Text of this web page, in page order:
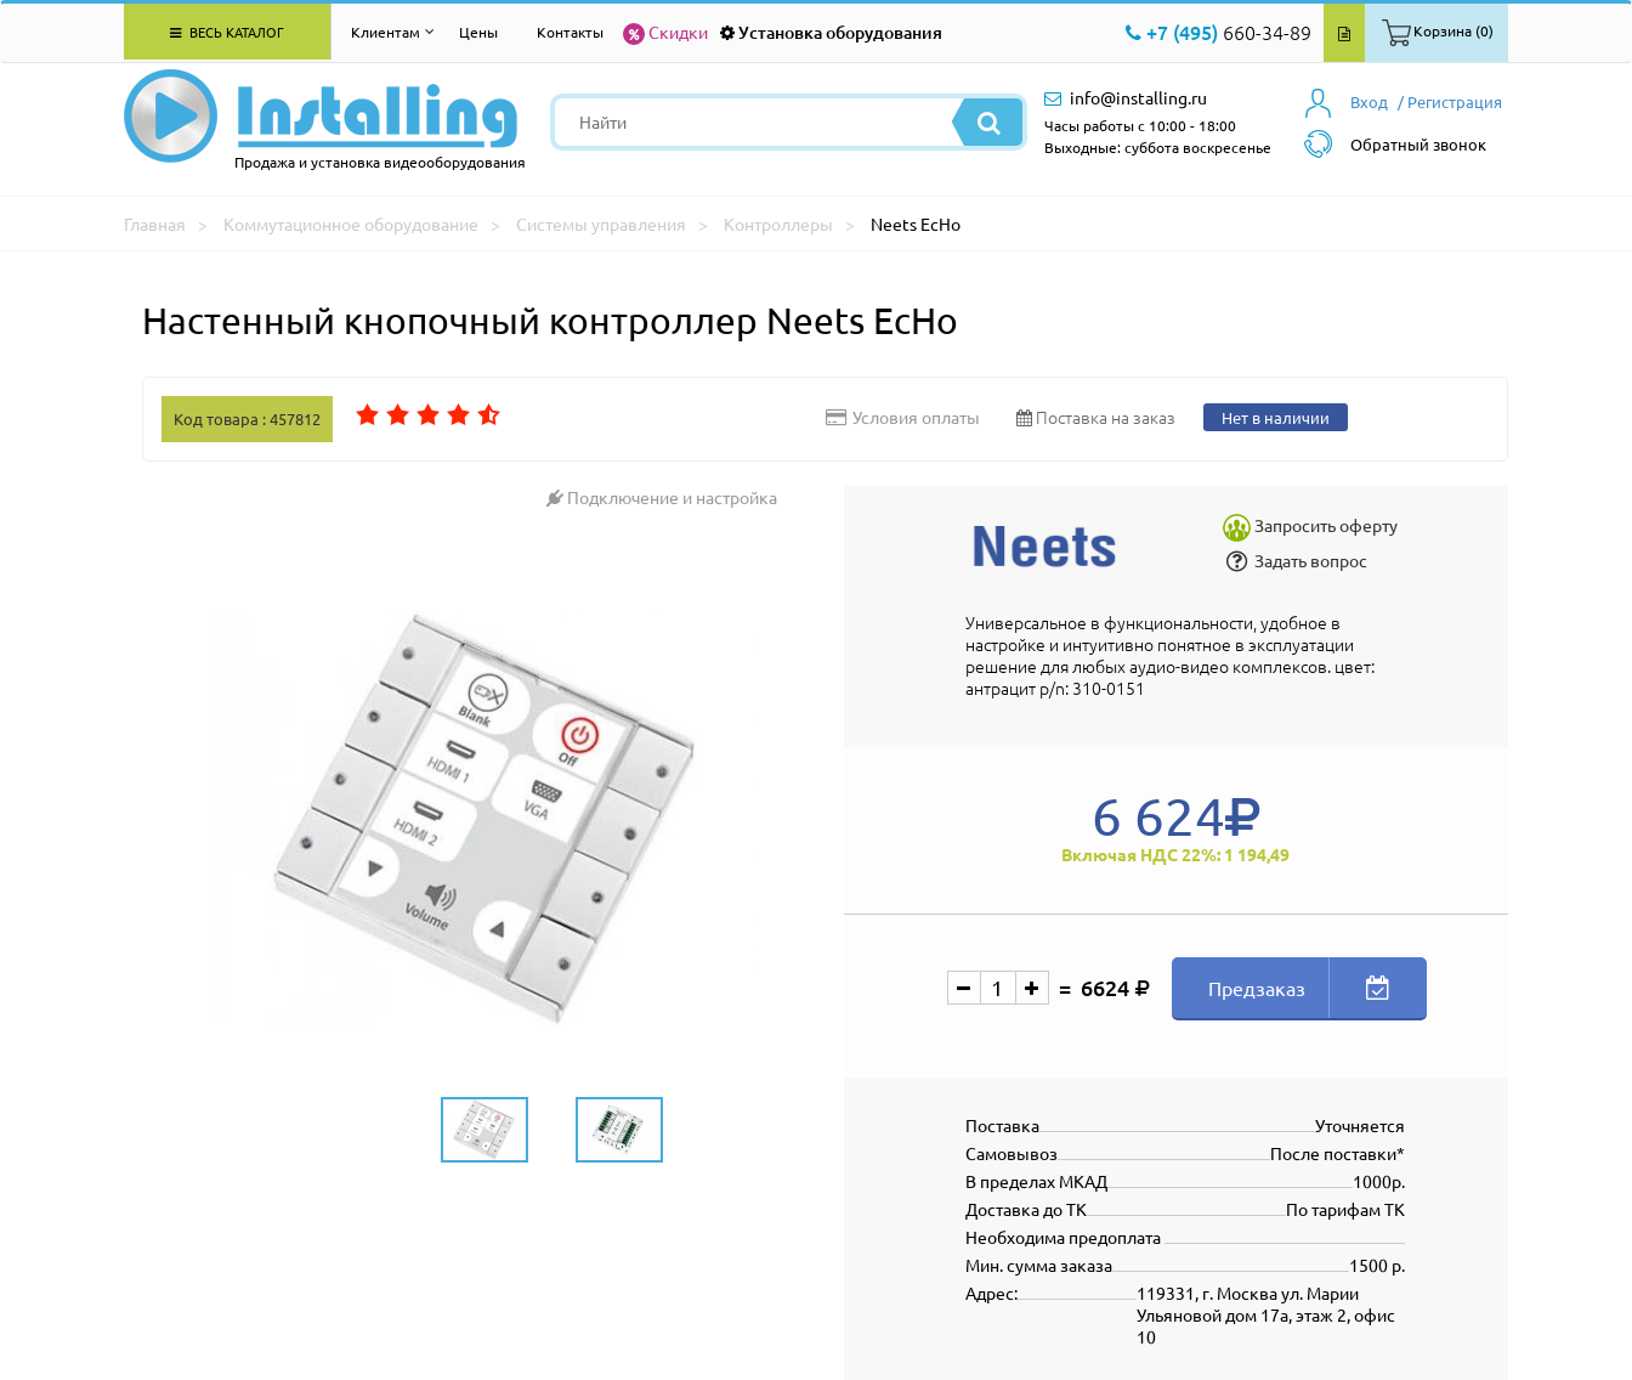
ВЕСЬ КАТАЛОГ Клиентам Цены Контакты Скидки Установка оборудования +7 (495) 660-34-89 Корзина (0)
Продажа и установка видеооборудования
Вход / Регистрация
Обратный звонок
info@installing.ru
Часы работы с 10:00 - 18:00
Выходные: суббота воскресенье
Главная Коммутационное оборудование Системы управления Контроллеры Neets EcHo
Настенный кнопочный контроллер Neets EcHo
Код товара : 457812 Условия оплаты Поставка на заказ Нет в наличии
Подключение и настройка
Запросить оферту
Задать вопрос
Универсальное в функциональности, удобное в
настройке и интуитивно понятное в эксплуатации
решение для любых аудио-видео комплексов. цвет:
антрацит p/n: 310-0151
6 624
Включая НДС 22%: 1 194,49
6624 Предзаказ
Уточняется
Поставка
После поставки*
Самовывоз
1000р.
В пределах МКАД
По тарифам ТК
Доставка до ТК
Необходима предоплата
1500 р.
Мин. сумма заказа
119331, г. Москва ул. Марии
Ульяновой дом 17а, этаж 2, офис
10
Адрес: